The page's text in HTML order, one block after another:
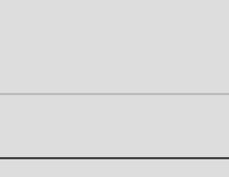
Chviličku.